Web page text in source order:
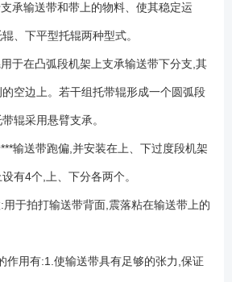
输送带和带上的物料、使其稳定运
、下平型托辊两种型式。
在凸弧段机架上支承输送带下分支,其
空边上。若干组托带辊形成一个圆弧段
辊采用悬臂支承。
送带跑偏,并安装在上、下过度段机架
有4个,上、下分各两个。
拍打输送带背面,震落粘在输送带上的
用有:1.使输送带具有足够的张力,保证